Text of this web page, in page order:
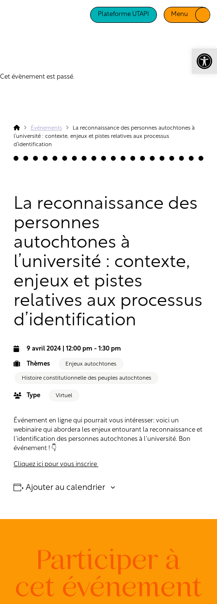
Plateforme UTAPI Menu
Cet évènement est passé.
Événements
La reconnaissance des personnes autochtones à
l’université : contexte, enjeux et pistes relatives aux processus
d’identification
La reconnaissance des
personnes
autochtones à
l’université : contexte,
enjeux et pistes
relatives aux processus
d’identification
9 avril 2024 | 12:00 pm -1:30 pm
Thèmes Enjeux autochtones
Histoire constitutionnelle des peuples autochtones
Type Virtuel
Événement en ligne qui pourrait vous intéresser: voici un
webinaire qui abordera les enjeux entourant la reconnaissance et
l’identification des personnes autochtones à l’université. Bon
événement ! 👇
Cliquez ici pour vous inscrire
Ajouter au calendrier
Participer à
cet événement